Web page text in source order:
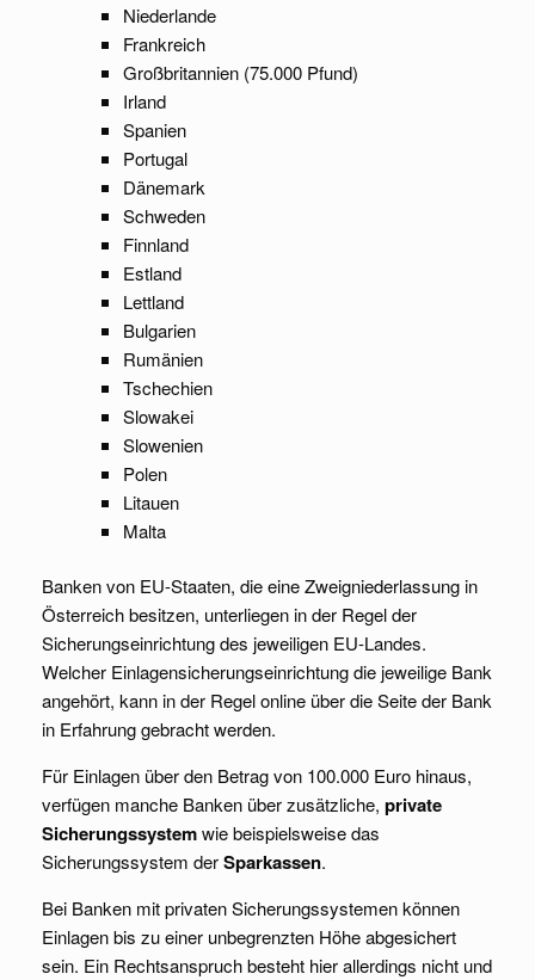
Niederlande
Frankreich
Großbritannien (75.000 Pfund)
Irland
Spanien
Portugal
Dänemark
Schweden
Finnland
Estland
Lettland
Bulgarien
Rumänien
Tschechien
Slowakei
Slowenien
Polen
Litauen
Malta
Banken von EU-Staaten, die eine Zweigniederlassung in
Österreich besitzen, unterliegen in der Regel der
Sicherungseinrichtung des jeweiligen EU-Landes.
Welcher Einlagensicherungseinrichtung die jeweilige Bank
angehört, kann in der Regel online über die Seite der Bank
in Erfahrung gebracht werden.
Für Einlagen über den Betrag von 100.000 Euro hinaus,
verfügen manche Banken über zusätzliche, private
Sicherungssystemwie beispielsweise das
Sicherungssystem derSparkassen.
Bei Banken mit privaten Sicherungssystemen können
Einlagen bis zu einer unbegrenzten Höhe abgesichert
sein. Ein Rechtsanspruch besteht hier allerdings nicht und